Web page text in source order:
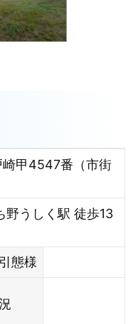
甲4547番（市街
野うしく駅 徒歩13
態様